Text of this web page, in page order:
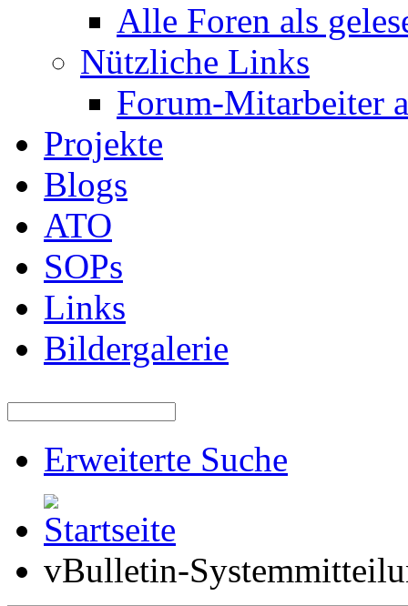
Alle Foren als
Nützliche Links
Forum-Mitarbeiter
Projekte
Blogs
ATO
SOPs
Links
Bildergalerie
Erweiterte Suche
vBulletin-